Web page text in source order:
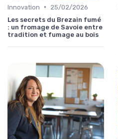
Innovation •
25/02/2026
Les secrets du Brezain fumé
: un fromage de Savoie entre
tradition et fumage au bois